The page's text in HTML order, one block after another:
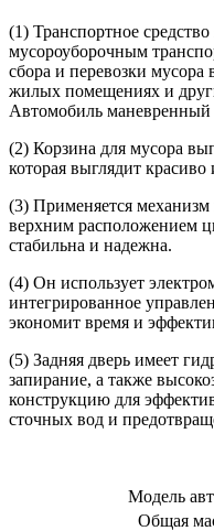
(1) Транспортное
мусороуборочным
сбора и перевозки мусора
жилых помещениях и
Автомобиль маневренный
(2) Корзина для мусора
которая выглядит
(3) Применяется
верхним расположением
стабильна и надежна.
(4) Он использует
интегрированное
экономит время и
(5) Задняя дверь имеет
запирание, а также
конструкцию для
сточных вод и
Модель
Общая